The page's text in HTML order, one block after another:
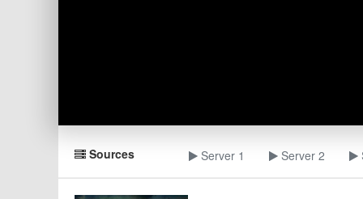
Sources Server 1 Server 2